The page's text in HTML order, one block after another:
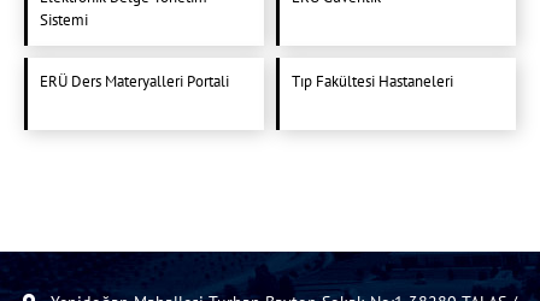
Sistemi
ERÜ Ders Materyalleri Portali Tıp Fakültesi Hastaneleri